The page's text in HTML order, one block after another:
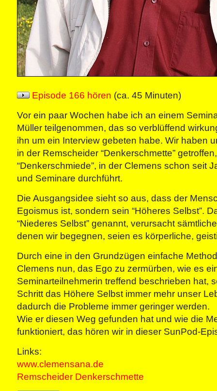
Episode 166 hören (ca. 45 Minuten)
Vor ein paar Wochen habe ich an einem
Müller teilgenommen, das so verblüffend
ihn um ein Interview gebeten habe. Wir haben
in der Remscheider “Denkerschmette”
“Denkerschmiede”, in der Clemens schon seit
und Seminare durchführt.
Die Ausgangsidee sieht so aus, dass der
Egoismus ist, sondern sein “Höheres Selbst”.
“Niederes Selbst” genannt, verursacht
denen wir begegnen, seien es körperliche,
Durch eine in den Grundzügen einfache
Clemens nun, das Ego zu zermürben, wie es
Seminarteilnehmerin treffend beschrieben hat,
Schritt das Höhere Selbst immer mehr unser
dadurch die Probleme immer geringer werden.
Wie er diesen Weg gefunden hat und wie die
funktioniert, das hören wir in dieser SunPod-
Links:
www.clemensana.de
Remscheider Denkerschmette